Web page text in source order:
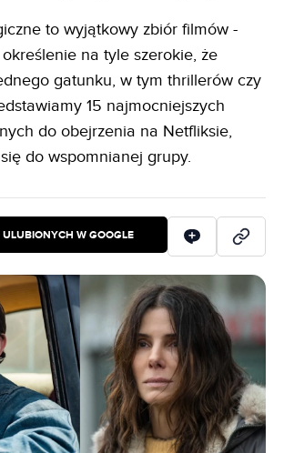
to wyjątkowy zbiór filmów -
na tyle szerokie, że
gatunku, w tym thrillerów czy
15 najmocniejszych
do obejrzenia na Netfliksie,
do wspomnianej grupy.
W GOOGLE